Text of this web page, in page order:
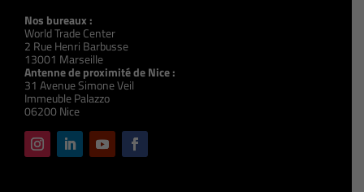
Nos bureaux :
World Trade Center
2 Rue Henri Barbusse
13001 Marseille
Antenne de proximité de Nice :
31 Avenue Simone Veil
Immeuble Palazzo
06200 Nice